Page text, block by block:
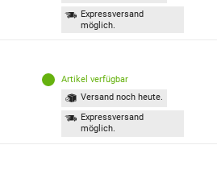
Expressversand
möglich.
Artikel verfügbar
Versand noch heute.
Expressversand
möglich.